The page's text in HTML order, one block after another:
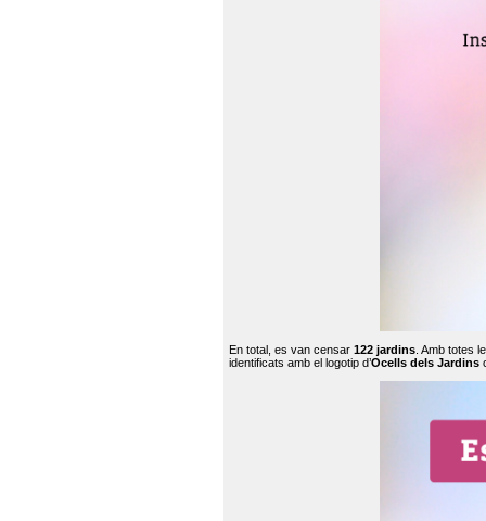
En total, es van censar 122 jardins . Amb totes
identificats amb el logotip d’Ocells dels Jardins